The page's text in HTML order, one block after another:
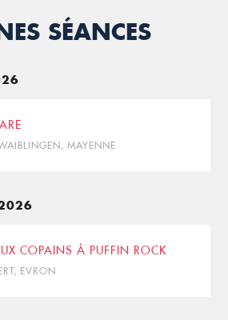
SÉANCES
MAYENNE
COPAINS À PUFFIN ROCK
EVRON